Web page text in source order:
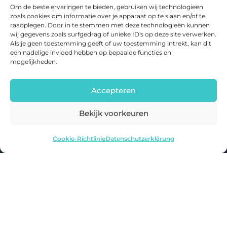
Om de beste ervaringen te bieden, gebruiken wij technologieën
zoals cookies om informatie over je apparaat op te slaan en/of te
raadplegen. Door in te stemmen met deze technologieën kunnen
wij gegevens zoals surfgedrag of unieke ID's op deze site verwerken.
Als je geen toestemming geeft of uw toestemming intrekt, kan dit
een nadelige invloed hebben op bepaalde functies en
mogelijkheden.
Accepteren
Bekijk voorkeuren
Cookie-RichtlinieDatenschutzerklärung
100+E-BIKES GETESTET
15+JAHRE ERFAHRUNG
E-BIKES
Alle Reviews
Über E-bikefans